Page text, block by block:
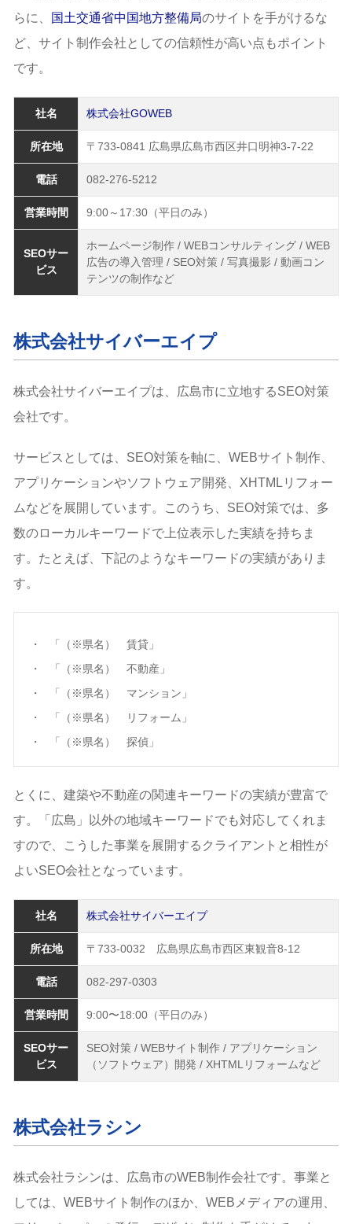
らに、
国土交通省中国地方整備局のサイトを手がけるな
ど、サイト制作会社としての信頼性が高い点もポイント
です。
社名 株式会社GOWEB
所在地 〒733-0841 広島県広島市西区井口明神3-7-22
電話 082-276-5212
営業時間 9:00～17:30（平日のみ）
SEOサー
ビス
ホームページ制作 / WEBコンサルティング / WEB
広告の導入管理 / SEO対策 / 写真撮影 / 動画コン
テンツの制作など
株式会社サイバーエイプ
株式会社サイバーエイプは、広島市に立地するSEO対策
会社です。
サービスとしては、SEO対策を軸に、WEBサイト制作、
アプリケーションやソフトウェア開発、XHTMLリフォー
ムなどを展開しています。このうち、SEO対策では、多
数のローカルキーワードで上位表示した実績を持ちま
す。たとえば、下記のようなキーワードの実績がありま
す。
「（※県名） 賃貸」
「（※県名） 不動産」
「（※県名） マンション」
「（※県名） リフォーム」
「（※県名） 探偵」
とくに、建築や不動産の関連キーワードの実績が豊富で
す。「広島」以外の地域キーワードでも対応してくれま
すので、こうした事業を展開するクライアントと相性が
よいSEO会社となっています。
社名 株式会社サイバーエイプ
所在地 〒733-0032 広島県広島市西区東観音8-12
電話 082-297-0303
営業時間 9:00〜18:00（平日のみ）
SEOサー
ビス
SEO対策 / WEBサイト制作 / アプリケーション
（ソフトウェア）開発 / XHTMLリフォームなど
株式会社ラシン
株式会社ラシンは、広島市のWEB制作会社です。事業と
しては、WEBサイト制作のほか、WEBメディアの運用、